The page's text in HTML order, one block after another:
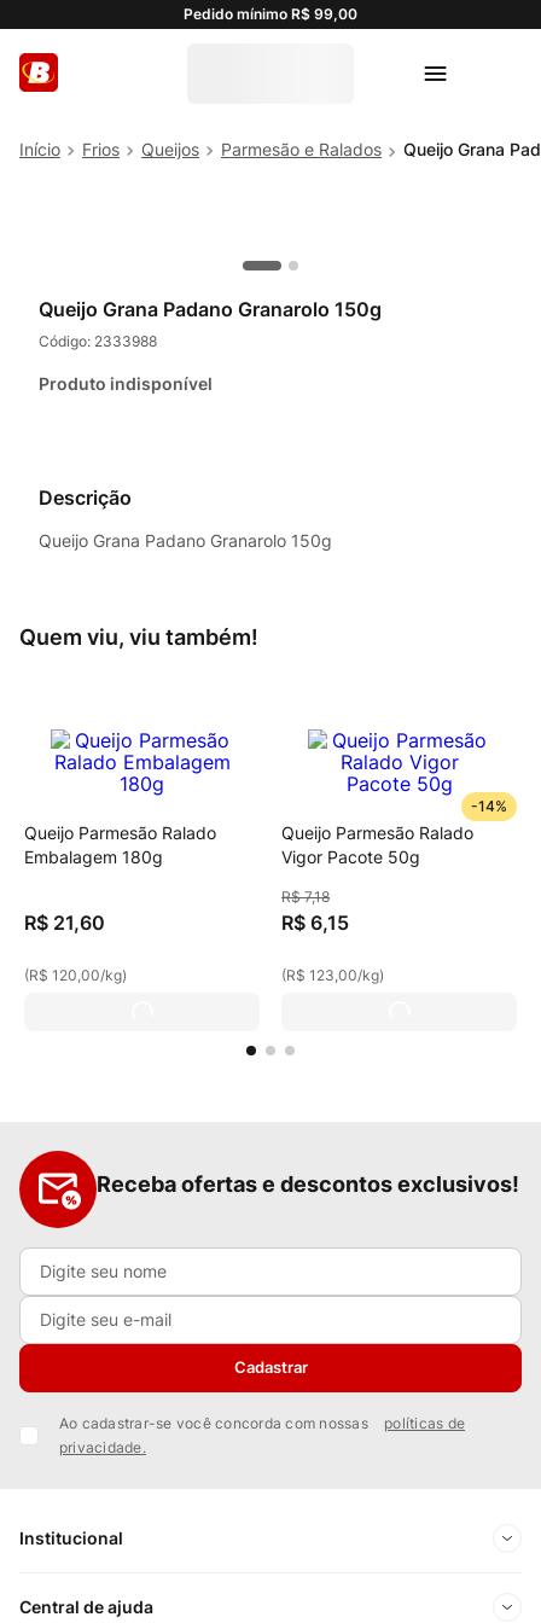
Pedido mínimo R$ 99,00
Frios Queijos Parmesão e Ralados Queijo Grana
Queijo Grana Padano Granarolo 150g
Código: 2333988
Produto indisponível
Descrição
Queijo Grana Padano Granarolo 150g
Quem viu, viu também!
Queijo Parmesão Ralado
Embalagem 180g
R$ 21,60
(R$ 120,00/kg)
-14%
Queijo Parmesão Ralado
Vigor Pacote 50g
R$ 7,18
R$ 6,15
(R$ 123,00/kg)
Receba ofertas e descontos exclusivos!
Cadastrar
Ao cadastrar-se você concorda com nossas
políticas de
privacidade.
Institucional
Sobre Nós
Central de ajuda